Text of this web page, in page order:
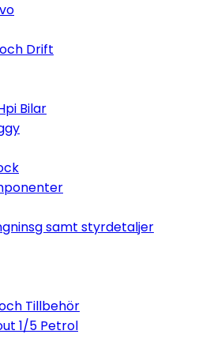
och Drift
Bilar
samt styrdetaljer
Tillbehör
1/5 Petrol